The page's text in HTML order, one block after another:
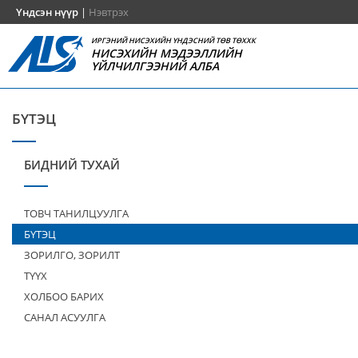
Үндсэн нүүр | Нэвтрэх
ИРГЭНИЙ НИСЭХИЙН ҮНДЭСНИЙ ТӨВ ТӨХХК
НИСЭХИЙН МЭДЭЭЛЛИЙН
ҮЙЛЧИЛГЭЭНИЙ АЛБА
БҮТЭЦ
БИДНИЙ ТУХАЙ
ТОВЧ ТАНИЛЦУУЛГА
БҮТЭЦ
ЗОРИЛГО, ЗОРИЛТ
ТҮҮХ
ХОЛБОО БАРИХ
САНАЛ АСУУЛГА